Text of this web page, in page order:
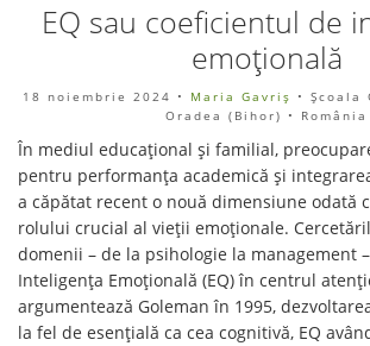
EQ sau coeficientul de
emoțională
18 noiembrie 2024 • Maria Gavriș • Școala
Oradea (Bihor) • România
În mediul educațional și familial,
pentru performanța academică și
a căpătat recent o nouă dimensiune odată
rolului crucial al vieții emoționale.
domenii – de la psihologie la management
Inteligența Emoțională (EQ) în centrul
argumentează Goleman în 1995,
la fel de esențială ca cea cognitivă, EQ